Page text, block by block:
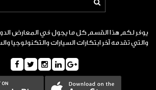
يوفر لكم هذا القسم كل ما يجول في المعارض
والتي تقدمه آخر ابتكارات السيارات والتكنولوجيا